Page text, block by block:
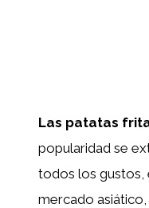
Las patatas
popularidad se
todos los gustos,
mercado